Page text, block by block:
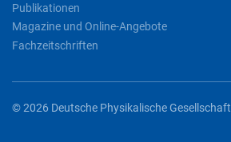
Publikationen
Magazine und Online-Angebote
Fachzeitschriften
© 2026 Deutsche Physikalische Gesellschaft